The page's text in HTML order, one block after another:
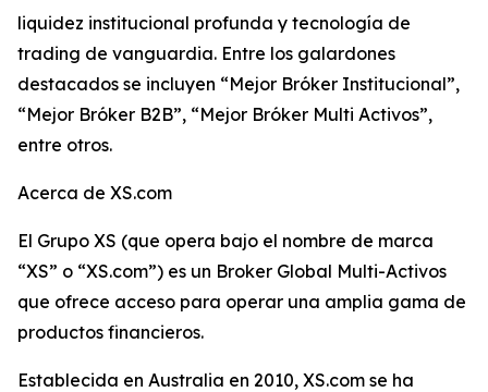
liquidez institucional profunda y tecnología de
trading de vanguardia. Entre los galardones
destacados se incluyen “Mejor Bróker Institucional”,
“Mejor Bróker B2B”, “Mejor Bróker Multi Activos”,
entre otros.
Acerca de XS.com
El Grupo XS (que opera bajo el nombre de marca
“XS” o “XS.com”) es un Broker Global Multi-Activos
que ofrece acceso para operar una amplia gama de
productos financieros.
Establecida en Australia en 2010, XS.com se ha